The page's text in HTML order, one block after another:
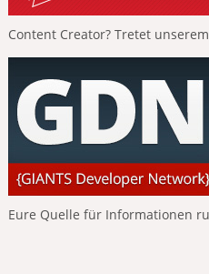
Content Creator? Tretet
Eure Quelle für Informationen